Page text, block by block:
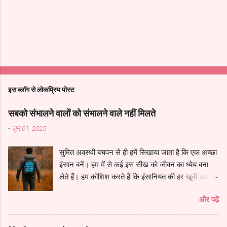
इस ब्लॉग से लोकप्रिय पोस्ट
सबको संभालने वालों को संभालने वाले नहीं मिलते
- जून 01, 2025
सुमित अवस्थी बचपन से ही हमें सिखाया जाता है कि एक अच्छा
इंसान बनें। हम में से कई इस सीख को जीवन का ध्येय बना
लेते हैं। हम कोशिश करते हैं कि इंसानियत की हर खूबी अपने
और हर किसी की मदद के लिये उपलब्ध रहें। हम दूसरों को
संभालते हैं, सहारा देते हैं, और सोचते हैं कि जीवन ऐसे ही चलता
और पढ़ें